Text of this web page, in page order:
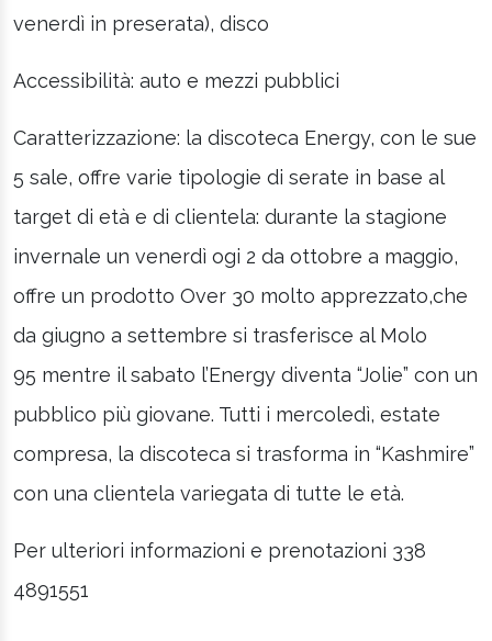
venerdì in preserata), disco
Accessibilità: auto e mezzi pubblici
Caratterizzazione: la discoteca Energy, con le sue
5 sale, offre varie tipologie di serate in base al
target di età e di clientela: durante la stagione
invernale un venerdì ogi 2 da ottobre a maggio,
offre un prodotto Over 30 molto apprezzato,che
da giugno a settembre si trasferisce al Molo
95 mentre il sabato l’Energy diventa “Jolie” con un
pubblico più giovane. Tutti i mercoledì, estate
compresa, la discoteca si trasforma in “Kashmire”
con una clientela variegata di tutte le età.
Per ulteriori informazioni e prenotazioni 338
4891551